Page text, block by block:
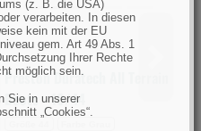
(z. B. die USA)
verarbeiten. In diesen
kein mit der EU
gem. Art 49 Abs. 1
Ihrer Rechte
möglich sein.
Sie in unserer
„Cookies“.
(Bild
0)
Preston Duratech All Terrain
Boots - 10/44